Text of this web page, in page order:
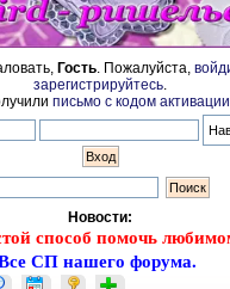
Гость. Пожалуйста,
зарегистрируйтесь
письмо с кодом активации
Новости:
способ помочь
СП нашего форума.